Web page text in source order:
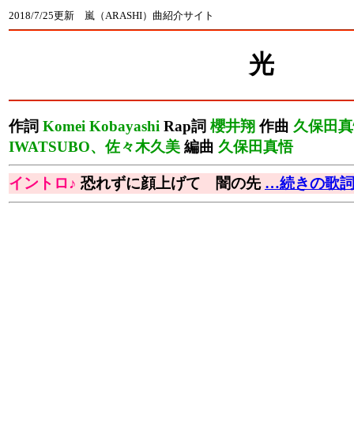
2018/7/25更新 嵐（ARASHI）曲紹介サイト
光
作詞 Komei Kobayashi Rap詞 櫻井翔 作曲 久保田
IWATSUBO、佐々木久美 編曲 久保田真悟
イントロ♪ 恐れずに顔上げて 闇の先 …続きの歌